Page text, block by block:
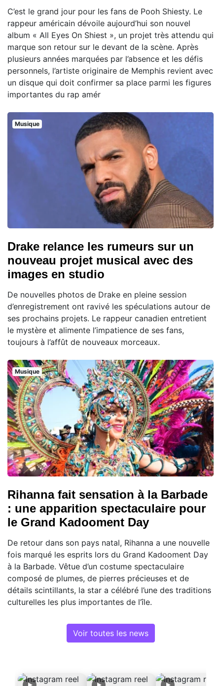
C’est le grand jour pour les fans de Pooh Shiesty. Le
rappeur américain dévoile aujourd’hui son nouvel
album « All Eyes On Shiest », un projet très attendu qui
marque son retour sur le devant de la scène. Après
plusieurs années marquées par l’absence et les défis
personnels, l’artiste originaire de Memphis revient avec
un disque qui doit confirmer sa place parmi les figures
importantes du rap amér
Musique
Drake relance les rumeurs sur un
nouveau projet musical avec des
images en studio
De nouvelles photos de Drake en pleine session
d’enregistrement ont ravivé les spéculations autour de
ses prochains projets. Le rappeur canadien entretient
le mystère et alimente l’impatience de ses fans,
toujours à l’affût de nouveaux morceaux.
Musique
Rihanna fait sensation à la Barbade
: une apparition spectaculaire pour
le Grand Kadooment Day
De retour dans son pays natal, Rihanna a une nouvelle
fois marqué les esprits lors du Grand Kadooment Day
à la Barbade. Vêtue d’un costume spectaculaire
composé de plumes, de pierres précieuses et de
détails scintillants, la star a célébré l’une des traditions
culturelles les plus importantes de l’île.
Voir toutes les news